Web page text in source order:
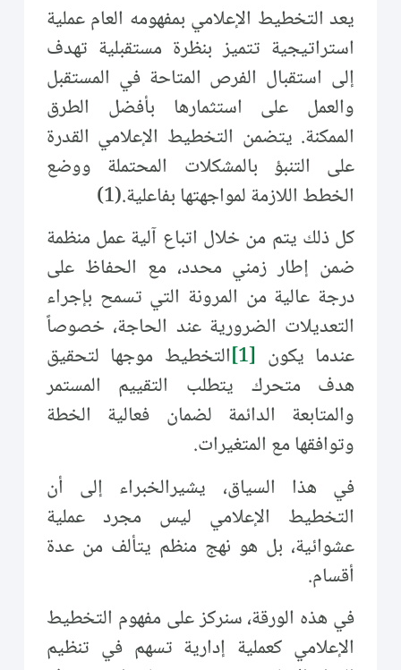
يعد التخطيط الإعلامي بمفهومه العام عملية
استراتيجية تتميز بنظرة مستقبلية تهدف
إلى استقبال الفرص المتاحة في المستقبل
والعمل على استثمارها بأفضل الطرق
الممكنة. يتضمن التخطيط الإعلامي القدرة
على التنبؤ بالمشكلات المحتملة ووضع
الخطط اللازمة لمواجهتها بفاعلية.(1)
كل ذلك يتم من خلال اتباع آلية عمل منظمة
ضمن إطار زمني محدد، مع الحفاظ على
درجة عالية من المرونة التي تسمح بإجراء
التعديلات الضرورية عند الحاجة، خصوصاً
عندما يكون [1] التخطيط موجها لتحقيق
هدف متحرك يتطلب التقييم المستمر
والمتابعة الدائمة لضمان فعالية الخطة
وتوافقها مع المتغيرات.
في هذا السياق، يشيرالخبراء إلى أن
التخطيط الإعلامي ليس مجرد عملية
عشوائية، بل هو نهج منظم يتألف من عدة
أقسام.
في هذه الورقة، سنركز على مفهوم التخطيط
الإعلامي كعملية إدارية تسهم في تنظيم